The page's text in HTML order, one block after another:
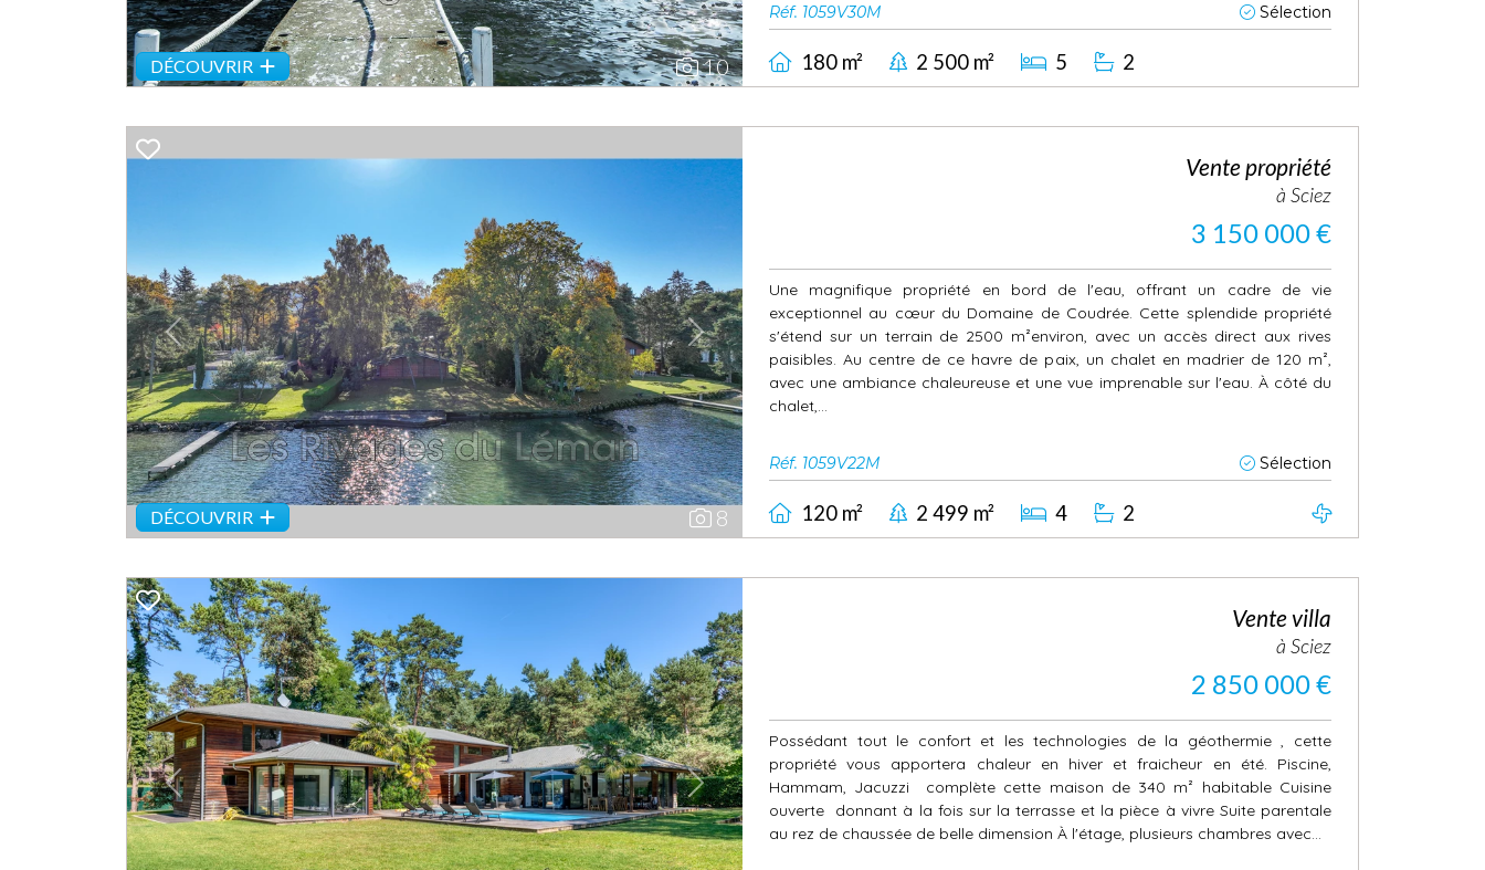
DÉCOUVRIR 10
Réf. 1059V30M Sélection
180 m² 2 500 m² 5 2
Previous Next
DÉCOUVRIR 8
Vente propriété
à Sciez
3 150 000 €
Une magnifique propriété en bord de l'eau, offrant un cadre de vie
exceptionnel au cœur du Domaine de Coudrée. Cette splendide propriété
s'étend sur un terrain de 2500 m²environ, avec un accès direct aux rives
paisibles. Au centre de ce havre de paix, un chalet en madrier de 120 m²,
avec une ambiance chaleureuse et une vue imprenable sur l'eau. À côté du
chalet,...
Réf. 1059V22M Sélection
120 m² 2 499 m² 4 2
Previous Next
Vente villa
à Sciez
2 850 000 €
Possédant tout le confort et les technologies de la géothermie , cette
propriété vous apportera chaleur en hiver et fraicheur en été. Piscine,
Hammam, Jacuzzi complète cette maison de 340 m² habitable Cuisine
ouverte donnant à la fois sur la terrasse et la pièce à vivre Suite parentale
au rez de chaussée de belle dimension À l'étage, plusieurs chambres avec...